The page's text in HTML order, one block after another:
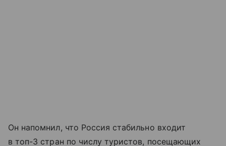
Он напомнил, что Россия стабильно входит
в топ-3 стран по числу туристов, посещающих